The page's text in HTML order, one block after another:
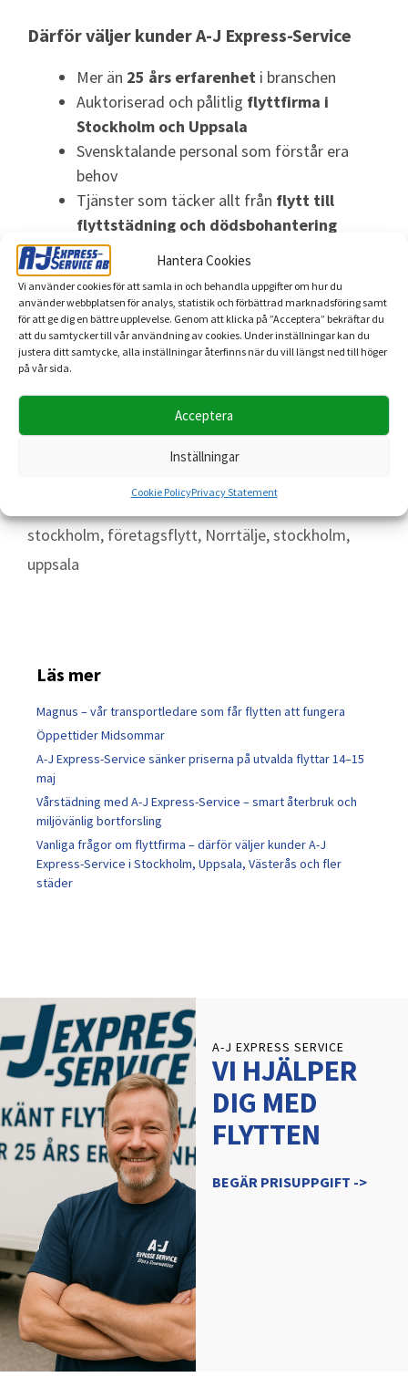
Hantera Cookies
Vi använder cookies för att samla in och behandla uppgifter om hur du
använder webbplatsen för analys, statistik och förbättrad marknadsföring samt
för att ge dig en bättre upplevelse. Genom att klicka på ”Acceptera” bekräftar du
att du samtycker till vår användning av cookies. Under inställningar kan du
justera ditt samtycke, alla inställningar återfinns när du vill längst ned till höger
på vår sida.
Acceptera
Inställningar
Cookie PolicyPrivacy Statement
Därför väljer kunder A-J Express-Service
Mer än 25 års erfarenhet i branschen
Auktoriserad och pålitlig flyttfirma i
Stockholm och Uppsala
Svensktalande personal som förstår era
behov
Tjänster som täcker allt från flytt till
flyttstädning och dödsbohantering
Hög kvalitet, noggrannhet och service i varje
uppdrag
När du väljer A-J Express-Service väljer du enseriös
flyttfirma i Stockholm och Uppsalasom sätter
kundnöjdhet i första rummet.
Kontakta oss redan idag för en
vi gör din flytt smidig, säker och bekymmersfri.
stockholm, företagsflytt, Norrtälje,stockholm,
uppsala
Läs mer
Magnus – vår transportledare som får flytten att fungera
Öppettider Midsommar
A-J Express-Service sänker priserna på utvalda flyttar 14–15
maj
Vårstädning med A-J Express-Service – smart återbruk och
miljövänlig bortforsling
Vanliga frågor om flyttfirma – därför väljer kunder A-J
Express-Service i Stockholm, Uppsala, Västerås och fler
städer
A-J EXPRESS SERVICE
VI HJÄLPER
DIG MED
FLYTTEN
BEGÄR PRISUPPGIFT ->